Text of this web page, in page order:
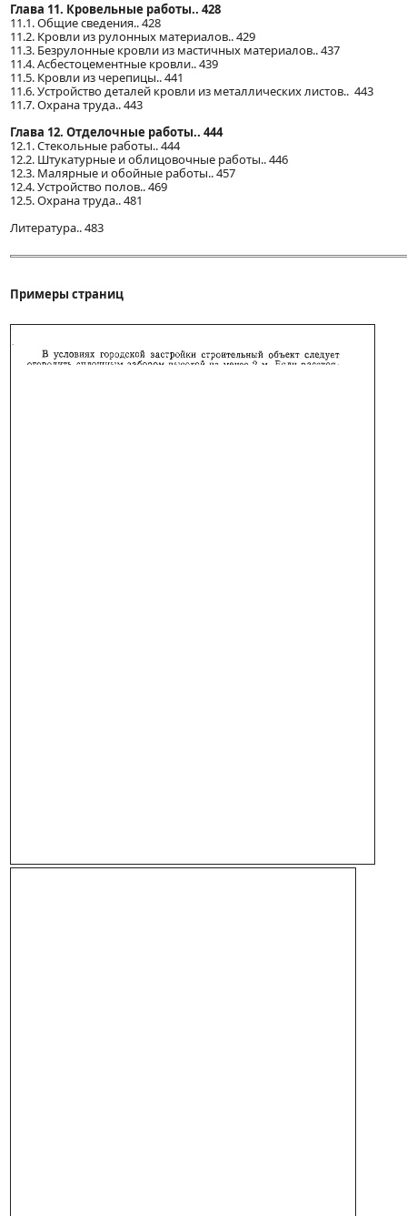
Глава 11. Кровельные работы.. 428
11.1. Общие сведения.. 428
11.2. Кровли из рулонных материалов.. 429
11.3. Безрулонные кровли из мастичных материалов.. 437
11.4. Асбестоцементные кровли.. 439
11.5. Кровли из черепицы.. 441
11.6. Устройство деталей кровли из металлических листов.. 443
11.7. Охрана труда.. 443
Глава 12. Отделочные работы.. 444
12.1. Стекольные работы.. 444
12.2. Штукатурные и облицовочные работы.. 446
12.3. Малярные и обойные работы.. 457
12.4. Устройство полов.. 469
12.5. Охрана труда.. 481
Литература.. 483
Примеры страниц